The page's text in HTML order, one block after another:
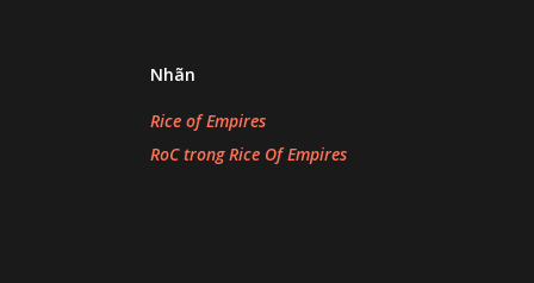
Nhãn
Rice of Empires
RoC trong Rice Of Empires